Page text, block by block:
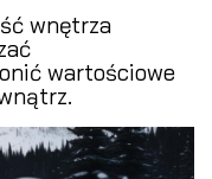
wnętrza
wartościowe